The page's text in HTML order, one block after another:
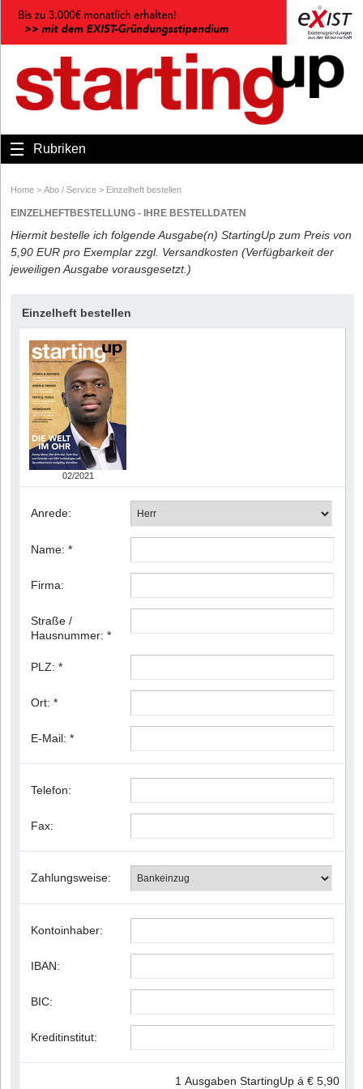
Rubriken
Home > Abo / Service > Einzelheft bestellen
EINZELHEFTBESTELLUNG - IHRE BESTELLDATEN
Hiermit bestelle ich folgende Ausgabe(n) StartingUp zum Preis von
5,90 EUR pro Exemplar zzgl. Versandkosten (Verfügbarkeit der
jeweiligen Ausgabe vorausgesetzt.)
Einzelheft bestellen
02/2021
Anrede:
Name: *
Firma:
Straße /
Hausnummer: *
PLZ: *
Ort: *
E-Mail: *
Telefon:
Fax:
Zahlungsweise:
Kontoinhaber:
IBAN:
BIC:
Kreditinstitut:
1 Ausgaben StartingUp á € 5,90